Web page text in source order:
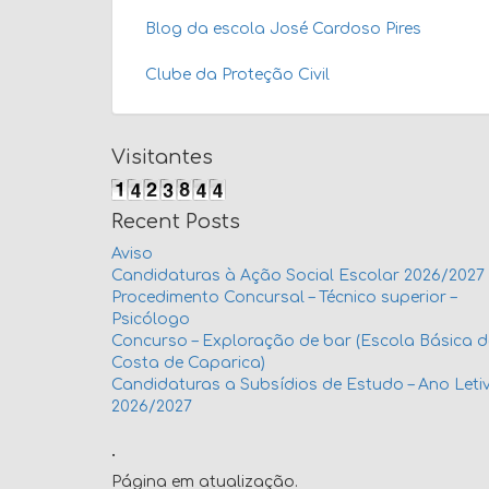
Blog da escola José Cardoso Pires
Clube da Proteção Civil
Visitantes
Recent Posts
Aviso
Candidaturas à Ação Social Escolar 2026/2027
Procedimento Concursal – Técnico superior –
Psicólogo
Concurso – Exploração de bar (Escola Básica
Costa de Caparica)
Candidaturas a Subsídios de Estudo – Ano
2026/2027
.
Página em atualização.